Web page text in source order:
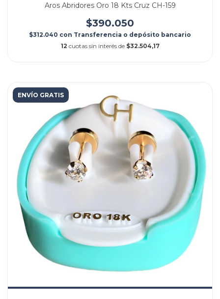
Aros Abridores Oro 18 Kts Cruz CH-159
$390.050
$312.040 con Transferencia o depósito bancario
12 cuotas sin interés de $32.504,17
ENVÍO GRATIS